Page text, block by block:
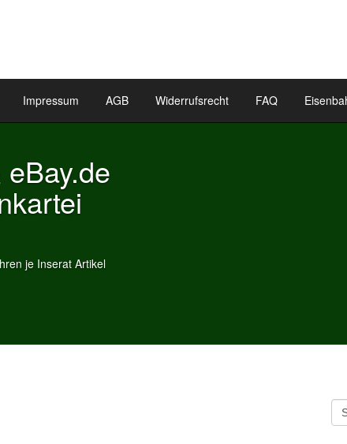
Impressum AGB Widerrufsrecht FAQ